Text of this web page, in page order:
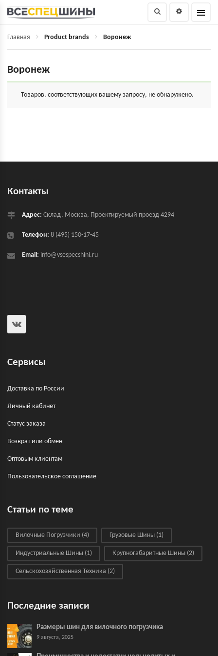
Главная Product brands Воронеж
Воронеж
Товаров, соответствующих вашему запросу, не обнаружено.
Контакты
Адрес: Склад, Москва, Проектируемый проезд 4294
Телефон: 8 (495) 150-17-45
Email: info@vsespecshini.ru
Сервисы
Доставка по России
Личный кабинет
Статус заказа
Возврат или обмен
Оптовым клиентам
Пользовательское соглашение
Статьи по теме
Вилочные Погрузчики (4) Грузовые Шины (1)
Индустриальные Шины (1) Крупногабаритные Шины (2)
Сельскохозяйственная Техника (2)
Последние записи
Размеры шин для вилочного погрузчика
9 августа, 2025